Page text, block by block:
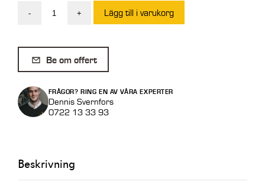
-
GPW60I/FS5
(alt.
LS)
mängd
+ Lägg till i varukorg
Be om offert
FRÅGOR? RING EN AV VÅRA EXPERTER
Dennis Svernfors
0722 13 33 93
Beskrivning